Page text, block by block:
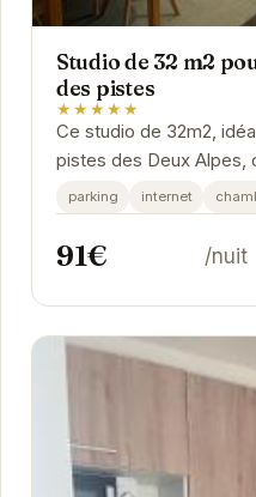
Studio de 32 m2
des pistes
★★★★★
Ce studio de 32m2,
pistes des Deux Alpes,
pour 3 personnes. Son
et...
parking internet
91€ /nuit